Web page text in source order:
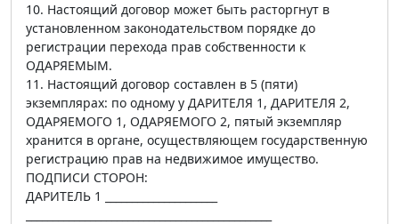
10. Настоящий договор может быть расторгнут в
установленном законодательством порядке до
регистрации перехода прав собственности к
ОДАРЯЕМЫМ.
11. Настоящий договор составлен в 5 (пяти)
экземплярах: по одному у ДАРИТЕЛЯ 1, ДАРИТЕЛЯ 2,
ОДАРЯЕМОГО 1, ОДАРЯЕМОГО 2, пятый экземпляр
хранится в органе, осуществляющем государственную
регистрацию прав на недвижимое имущество.
ПОДПИСИ СТОРОН:
ДАРИТЕЛЬ 1 _____________________